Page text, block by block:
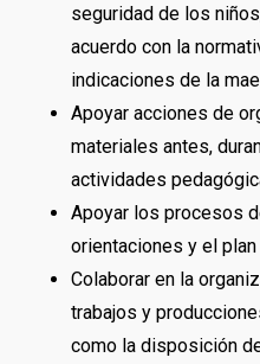
seguridad de los
acuerdo con la
indicaciones de la
Apoyar acciones de
materiales antes,
actividades
Apoyar los procesos
orientaciones y el
Colaborar en la
trabajos y
como la disposición